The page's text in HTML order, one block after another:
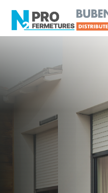
LOIRE-ATLANTIQUE -
Volet
Bouée
Artisan, Menuisier,
N2PRO Fermetures